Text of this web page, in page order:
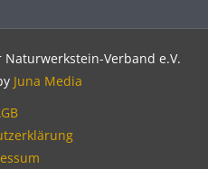
Verband e.V.
Juna Media